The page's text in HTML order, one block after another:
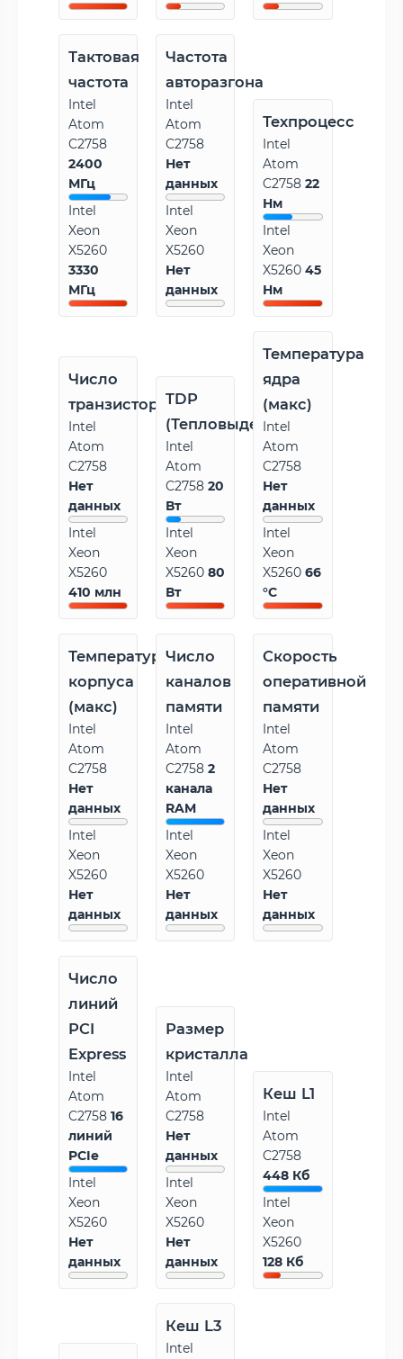
Тактовая
частота
Intel
Atom
C2758
2400
МГц
Intel
Xeon
X5260
3330
МГц
Частота
авторазгона
Intel
Atom
C2758
Нет
данных
Intel
Xeon
X5260
Нет
данных
Техпроцесс
Intel
Atom
C275822
Нм
Intel
Xeon
X526045
Нм
Число
транзисторов
Intel
Atom
C2758
Нет
данных
Intel
Xeon
X5260
410 млн
TDP
(Тепловыделение)
Intel
Atom
C275820
Вт
Intel
Xeon
X526080
Вт
Температура
ядра
(макс)
Intel
Atom
C2758
Нет
данных
Intel
Xeon
X526066
°C
Температура
корпуса
(макс)
Intel
Atom
C2758
Нет
данных
Intel
Xeon
X5260
Нет
данных
Число
каналов
памяти
Intel
Atom
C27582
канала
RAM
Intel
Xeon
X5260
Нет
данных
Скорость
оперативной
памяти
Intel
Atom
C2758
Нет
данных
Intel
Xeon
X5260
Нет
данных
Число
линий
PCI
Express
Intel
Atom
C2758 16
линий
PCIe
Intel
Xeon
X5260
Нет
данных
Размер
кристалла
Intel
Atom
C2758
Нет
данных
Intel
Xeon
X5260
Нет
данных
Кеш L1
Intel
Atom
C2758
448 Кб
Intel
Xeon
X5260
128 Кб
Кеш L3
Intel